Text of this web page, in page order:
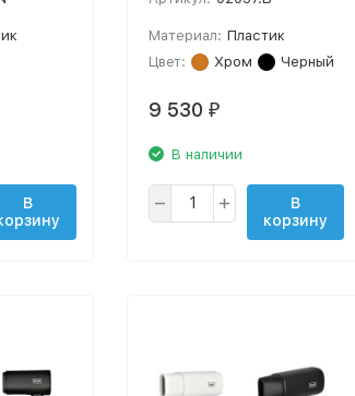
В
Материал: Пластик
Цвет:
Хром Черный
9 530 ₽
В наличии
В
корзину